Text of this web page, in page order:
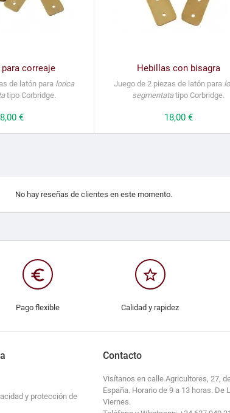
correaje
de latón para lorica
tipo Corbridge.
€
Hebillas con bisagra
Juego de 2 piezas de latón para
segmentatatipo Corbridge.
Precio
18,00 €
No hay reseñas de clientes en este momento.
euro_symbol
Pago flexible
star_border
Calidad y rapidez
y protección de
Contacto
Visítanos en calle Agricultores, 27,
España. Horario de 9 a 13 horas. De
Viernes.